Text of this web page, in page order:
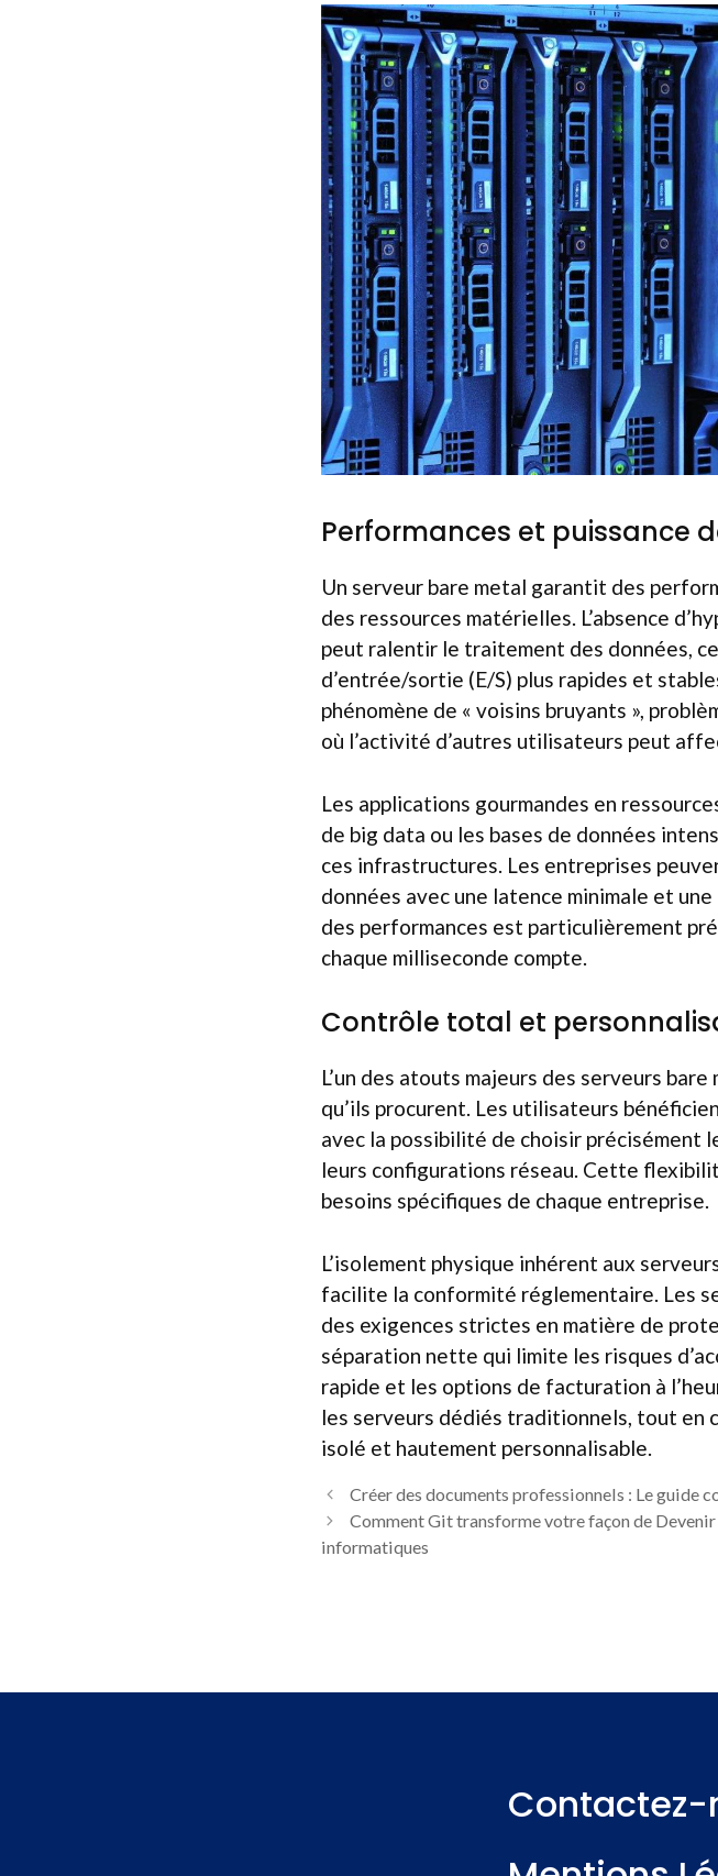
Performances et puissance
Un serveur bare metal garantit des
des ressources matérielles. L’absence
peut ralentir le traitement des données,
d’entrée/sortie (E/S) plus rapides et
phénomène de « voisins bruyants »,
où l’activité d’autres utilisateurs peut
Les applications gourmandes en
de big data ou les bases de données
ces infrastructures. Les entreprises
données avec une latence minimale et
des performances est particulièrement
chaque milliseconde compte.
Contrôle total et
L’un des atouts majeurs des serveurs
qu’ils procurent. Les utilisateurs
avec la possibilité de choisir précisément
leurs configurations réseau. Cette
besoins spécifiques de chaque entreprise.
L’isolement physique inhérent aux
facilite la conformité réglementaire. Les
des exigences strictes en matière de
séparation nette qui limite les risques
rapide et les options de facturation à
les serveurs dédiés traditionnels, tout en
isolé et hautement personnalisable.
Créer des documents professionnels : Le guide
Comment Git transforme votre façon de
informatiques
Contactez-